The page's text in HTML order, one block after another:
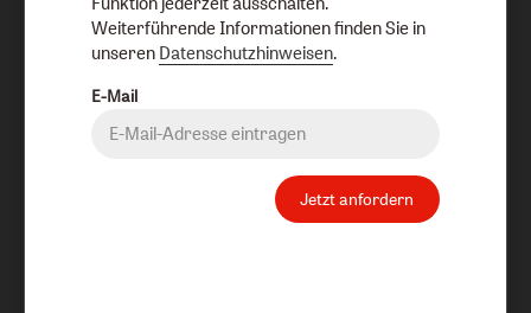
Weiterführende Informationen finden Sie in
unseren Datenschutzhinweisen.
E-Mail
Jetzt anfordern